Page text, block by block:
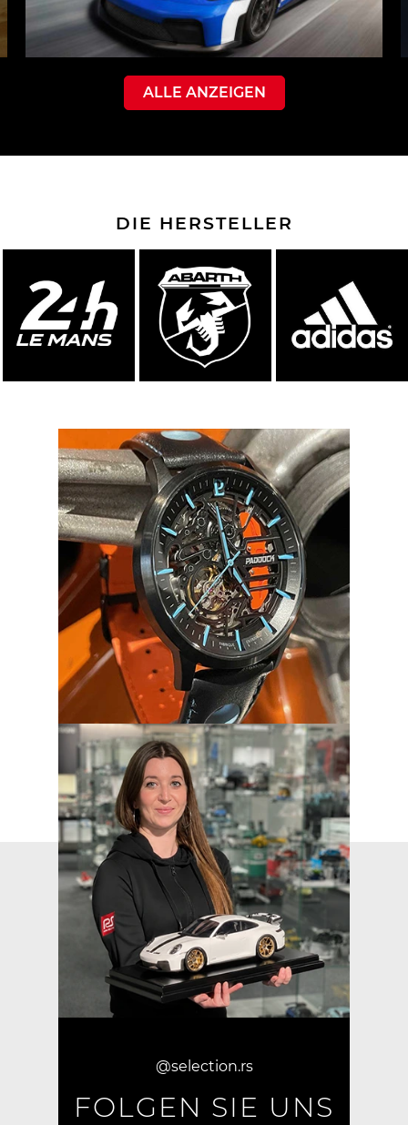
ALLE ANZEIGEN
DIE HERSTELLER
@selection.rs
FOLGEN SIE UNS